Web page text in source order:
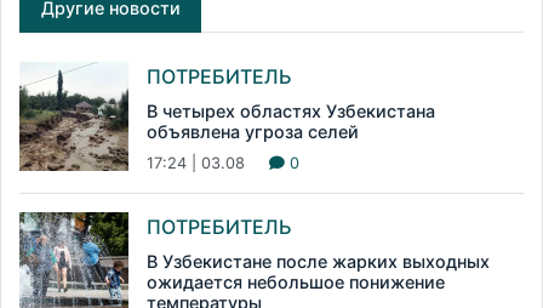
Другие новости
ПОТРЕБИТЕЛЬ
В четырех областях Узбекистана
объявлена угроза селей
17:24 | 03.08 0
ПОТРЕБИТЕЛЬ
В Узбекистане после жарких выходных
ожидается небольшое понижение
температуры